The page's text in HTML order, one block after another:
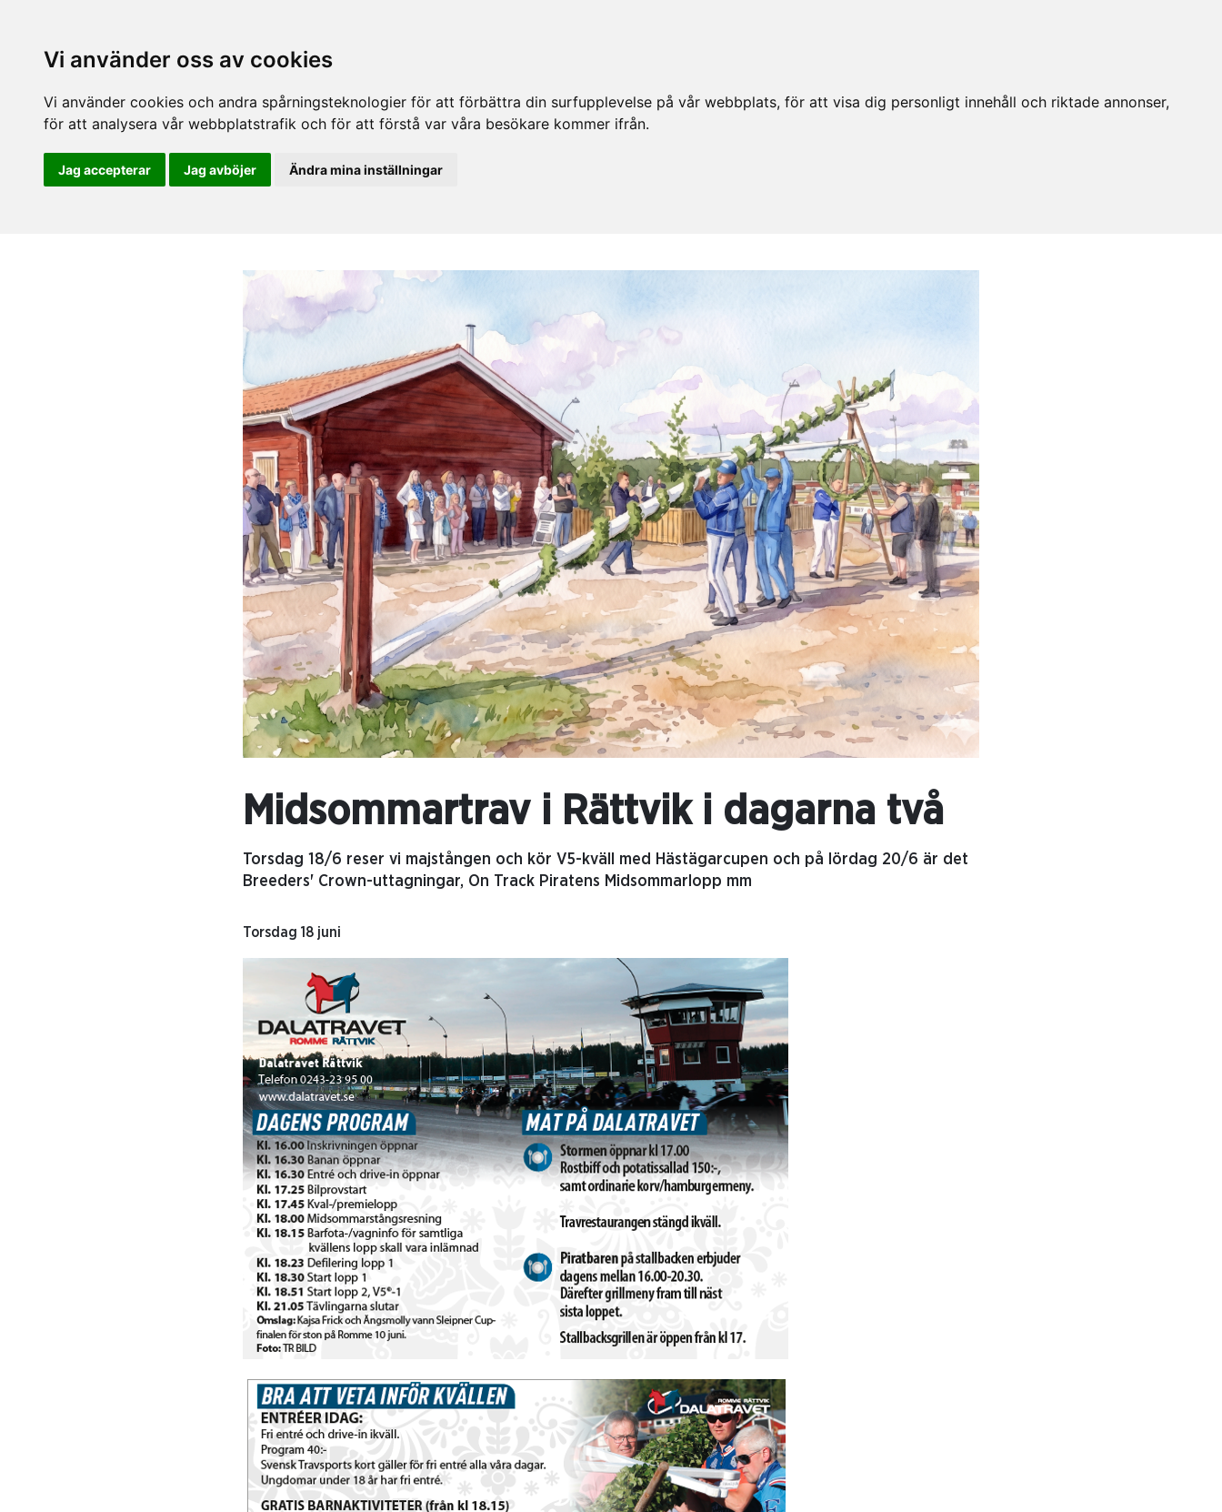
Vi använder oss av cookies
Vi använder cookies och andra spårningsteknologier för att förbättra din surfupplevelse på vår webbplats, för att visa dig personligt innehåll och riktade annonser,
för att analysera vår webbplatstrafik och för att förstå var våra besökare kommer ifrån.
Jag accepterar Jag avböjer Ändra mina inställningar
Midsommartrav i Rättvik i dagarna två
Torsdag 18/6 reser vi majstången och kör V5-kväll med Hästägarcupen och på lördag 20/6 är det
Breeders' Crown-uttagningar, On Track Piratens Midsommarlopp mm
Torsdag 18 juni